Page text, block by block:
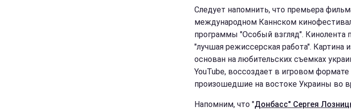
Следует напомнить, что премьера
международном Каннском
программы "Особый взгляд". Кинолента
"лучшая режиссерская работа". Картина
основан на любительских съемках
YouTube, воссоздает в игровом
произошедшие на востоке Украины во
Напомним, что "Донбасс" Сергея